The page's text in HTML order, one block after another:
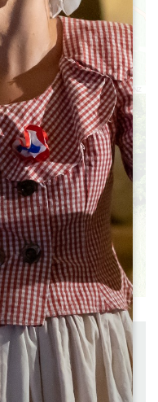
11
OpenStreetMapcontributors, Points © 2012 LINZ